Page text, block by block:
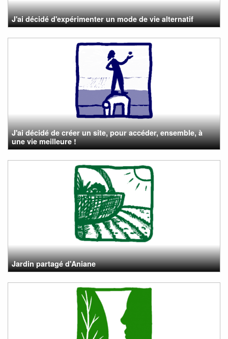
J'ai décidé d'expérimenter un mode de vie alternatif
J'ai décidé de créer un site, pour accéder, ensemble, à
une vie meilleure !
Jardin partagé d'Aniane